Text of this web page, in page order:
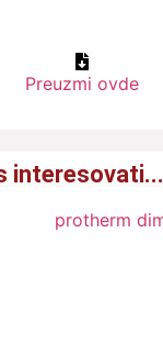
Preuzmi ovde
interesovati...